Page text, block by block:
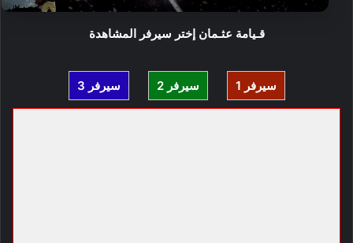
قـيامة عثـمان إختر سيرفر المشاهدة
سيرفر 1 سيرفر 2 سيرفر 3